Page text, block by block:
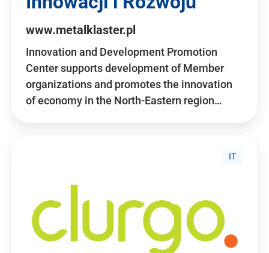
www.metalklaster.pl
Innovation and Development Promotion
Center supports development of Member
organizations and promotes the innovation
of economy in the North-Eastern region…
IT